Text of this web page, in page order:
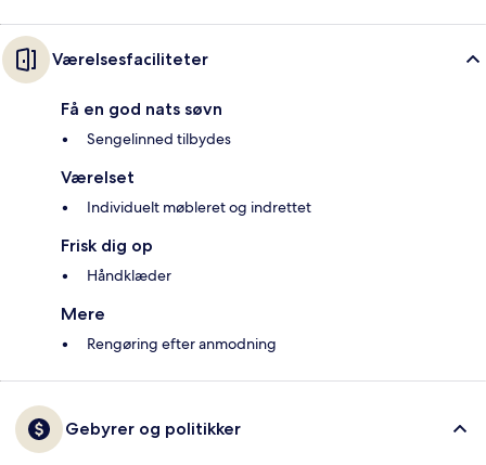
Værelsesfaciliteter
Få en god nats søvn
Sengelinned tilbydes
Værelset
Individuelt møbleret og indrettet
Frisk dig op
Håndklæder
Mere
Rengøring efter anmodning
Gebyrer og politikker